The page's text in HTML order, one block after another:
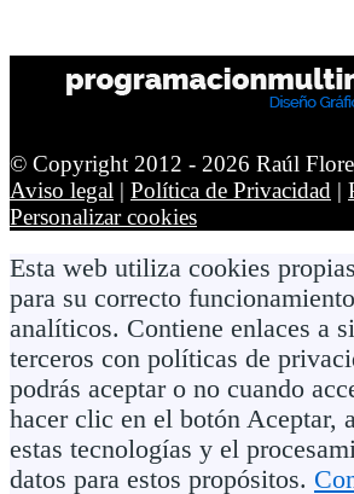
© Copyright 2012 - 2026 Raúl
Aviso legal | Política de Privacidad |
Personalizar cookies
Esta web utiliza cookies
para su correcto
analíticos. Contiene enlaces a
terceros con políticas de
podrás aceptar o no cuando
hacer clic en el botón Aceptar,
estas tecnologías y el
datos para estos propósitos.